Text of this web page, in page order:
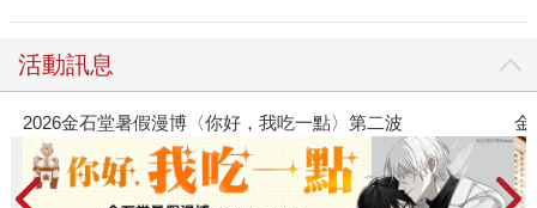
活動訊息
金石堂2026海外優惠：電子書